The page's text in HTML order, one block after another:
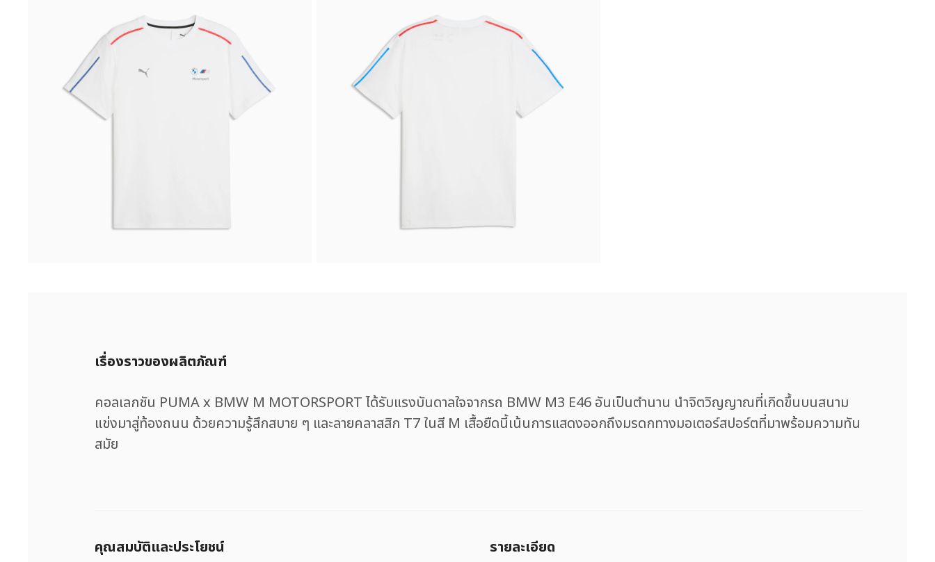
เรื่องราวของผลิตภัณฑ์
คอลเลกชัน PUMA x BMW M MOTORSPORT ได้รับแรงบันดาลใจจากรถ BMW M3 E46 อันเป็นตำนาน นำจิตวิญญาณที่เกิดขึ้นบนสนาม
แข่งมาสู่ท้องถนน ด้วยความรู้สึกสบาย ๆ และลายคลาสสิก T7 ในสี M เสื้อยืดนี้เน้นการแสดงออกถึงมรดกทางมอเตอร์สปอร์ตที่มาพร้อมความทัน
สมัย
คุณสมบัติและประโยชน์ รายละเอียด